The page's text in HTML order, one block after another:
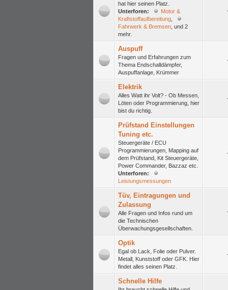
hat hier seinen Platz.
Unterforen:
Motor &
Kraftstoffaufbereitung
Fahrwerk & Bremsen , und 2
mehr.
Auspuff
Fragen und Erfahrungen zum
Thema Endschalldämpfer,
Auspuffanlage, Krümmer
Elektrik
Alles Watt ihr Volt? - Ob Messen,
Löten oder Programmierung, hier
bist du richtig.
Prüfstand Einstellungen
Tuning etc.
Steuergeräte / ECU
Programmierungen, Mapping auf
dem Prüfstand, Kit Steuergeräte,
Power Commander, Bazzaz etc.
Unterforen:
Leistungsmessungen
Tüv, Eintragungen und
Zulassung
Alle Fragen und Infos rund um
die Technischen
Überwachungsgesellschaften.
Optik
Egal ob Lack, Folie oder Pulver.
Metall, Kunststoff oder GFK. Hier
findet alles seinen Platz.
Schnelle Hilfe